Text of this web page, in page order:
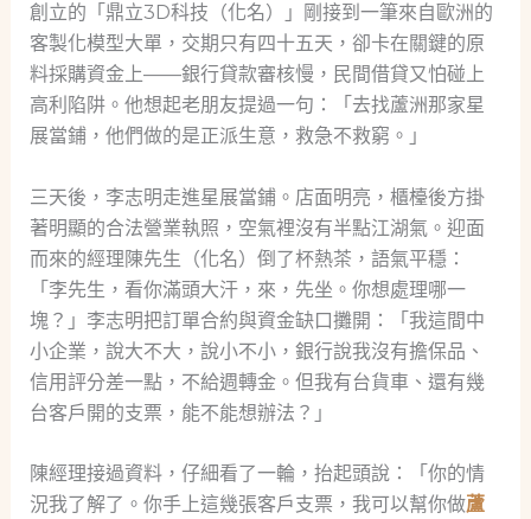
創立的「鼎立3D科技（化名）」剛接到一筆來自歐洲的
客製化模型大單，交期只有四十五天，卻卡在關鍵的原
料採購資金上——銀行貸款審核慢，民間借貸又怕碰上
高利陷阱。他想起老朋友提過一句：「去找蘆洲那家星
展當鋪，他們做的是正派生意，救急不救窮。」
三天後，李志明走進星展當鋪。店面明亮，櫃檯後方掛
著明顯的合法營業執照，空氣裡沒有半點江湖氣。迎面
而來的經理陳先生（化名）倒了杯熱茶，語氣平穩：
「李先生，看你滿頭大汗，來，先坐。你想處理哪一
塊？」李志明把訂單合約與資金缺口攤開：「我這間中
小企業，說大不大，說小不小，銀行說我沒有擔保品、
信用評分差一點，不給週轉金。但我有台貨車、還有幾
台客戶開的支票，能不能想辦法？」
陳經理接過資料，仔細看了一輪，抬起頭說：「你的情
況我了解了。你手上這幾張客戶支票，我可以幫你做蘆